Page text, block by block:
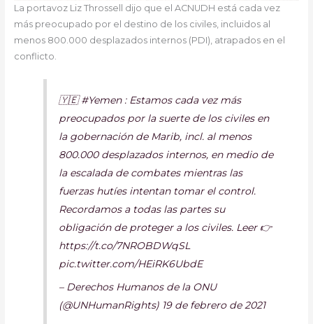
La portavoz Liz Throssell dijo que el ACNUDH está cada vez
más preocupado por el destino de los civiles, incluidos al
menos 800.000 desplazados internos (PDI), atrapados en el
conflicto.
🇾🇪 #Yemen : Estamos cada vez más
preocupados por la suerte de los civiles en
la gobernación de Marib, incl. al menos
800.000 desplazados internos, en medio de
la escalada de combates mientras las
fuerzas hutíes intentan tomar el control.
Recordamos a todas las partes su
obligación de proteger a los civiles. Leer 👉
https://t.co/7NROBDWqSL
pic.twitter.com/HEiRK6UbdE
– Derechos Humanos de la ONU
(@UNHumanRights) 19 de febrero de 2021